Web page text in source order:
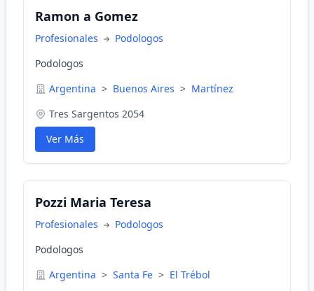
Ramon a Gomez
Profesionales
Podologos
Podologos
Argentina > Buenos Aires > Martínez
Tres Sargentos 2054
Ver Más
Pozzi Maria Teresa
Profesionales
Podologos
Podologos
Argentina > Santa Fe > El Trébol